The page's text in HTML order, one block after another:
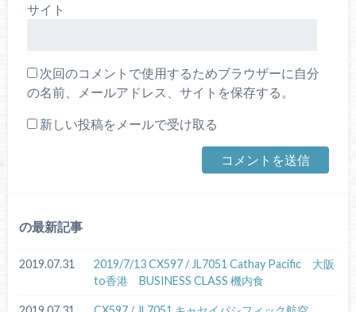
サイト
次回のコメントで使用するためブラウザーに自分
の名前、メールアドレス、サイトを保存する。
新しい投稿をメールで受け取る
の最新記事
2019.07.31
2019/7/13 CX597 / JL7051 Cathay Pacific 大阪
to香港 BUSINESS CLASS 機内食